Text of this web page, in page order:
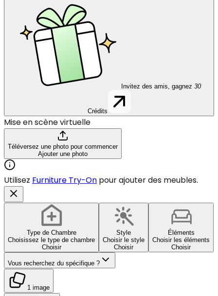
Invitez des amis, gagnez 30
Crédits
Mise en scène virtuelle
Téléversez une photo pour commencer
Ajouter une photo
Utilisez Furniture Try-On pour ajouter des meubles.
Type de Chambre
Choisissez le type de chambre
Choisir
Style
Choisir le style
Choisir
Éléments
Choisir les éléments
Choisir
Vous recherchez du spécifique ?
1 image